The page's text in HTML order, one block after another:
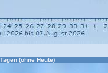
(ohne Heute)